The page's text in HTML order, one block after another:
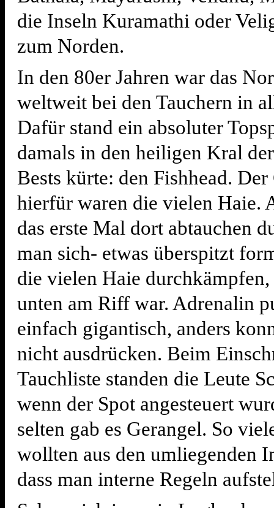
die Inseln Kuramathi oder
zum Norden.
In den 80er Jahren war das
weltweit bei den Tauchern in
Dafür stand ein absoluter
damals in den heiligen Kral
Bests kürte: den Fishhead.
hierfür waren die vielen Haie.
das erste Mal dort abtauchen
man sich- etwas überspitzt
die vielen Haie durchkämpfen,
unten am Riff war. Adrenalin
einfach gigantisch, anders
nicht ausdrücken. Beim
Tauchliste standen die Leute
wenn der Spot angesteuert
selten gab es Gerangel. So
wollten aus den umliegenden
dass man interne Regeln